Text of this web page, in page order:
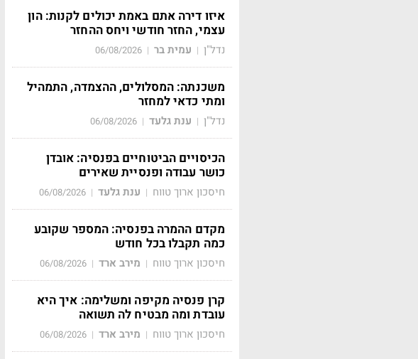
איזו דירה אתם באמת יכולים לקנות: הון
עצמי, החזר חודשי ויחס ההחזר
נדל"ן | עמית בר |
06/08/2026
משכנתה: המסלולים, ההצמדה, התמהיל
ומתי כדאי למחזר
נדל"ן | ענת גלעד |
06/08/2026
הכיסויים הביטוחיים בפנסיה: אובדן
כושר עבודה ופנסיית שאירים
חיסכון ארוך טווח | ענת גלעד |
06/08/2026
מקדם ההמרה בפנסיה: המספר שקובע
כמה תקבלו בכל חודש
חיסכון ארוך טווח | מירב ארד |
06/08/2026
קרן פנסיה מקיפה ומשלימה: איך היא
עובדת ומה מבטיח לה תשואה
חיסכון ארוך טווח | מירב ארד |
06/08/2026